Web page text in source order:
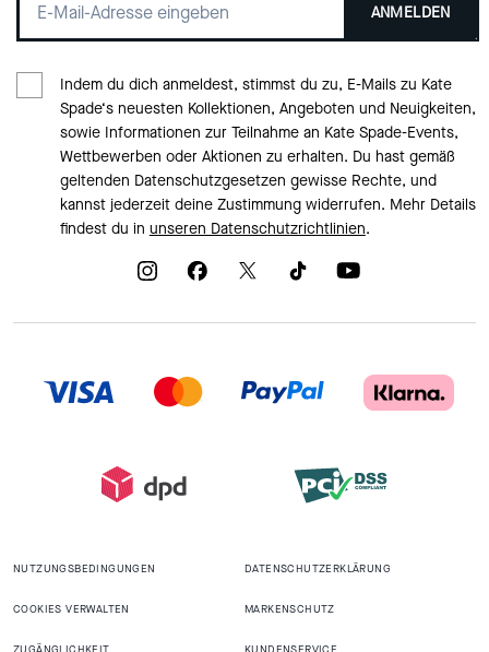
ANMELDEN
Indem du dich anmeldest, stimmst du zu, E-Mails zu Kate
Spade‘s neuesten Kollektionen, Angeboten und Neuigkeiten,
sowie Informationen zur Teilnahme an Kate Spade-Events,
Wettbewerben oder Aktionen zu erhalten. Du hast gemäß
geltenden Datenschutzgesetzen gewisse Rechte, und
kannst jederzeit deine Zustimmung widerrufen. Mehr Details
findest du in unseren Datenschutzrichtlinien.
NUTZUNGSBEDINGUNGEN DATENSCHUTZERKLÄRUNG
COOKIES VERWALTEN MARKENSCHUTZ
ZUGÄNGLICHKEIT KUNDENSERVICE